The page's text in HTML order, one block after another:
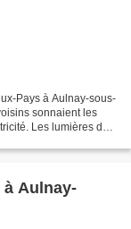
Pays à Aulnay-sous-
sonnaient les
Les lumières des
à Aulnay-